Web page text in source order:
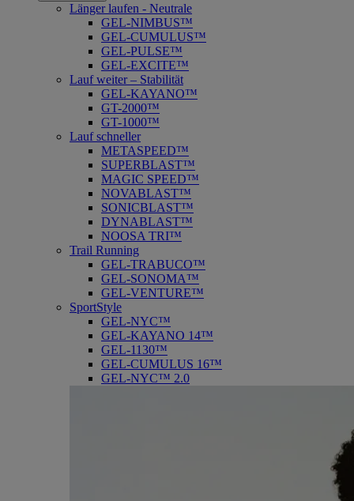
Länger laufen - Neutrale
GEL-NIMBUS™
GEL-CUMULUS™
GEL-PULSE™
GEL-EXCITE™
Lauf weiter – Stabilität
GEL-KAYANO™
GT-2000™
GT-1000™
Lauf schneller
METASPEED™
SUPERBLAST™
MAGIC SPEED™
NOVABLAST™
SONICBLAST™
DYNABLAST™
NOOSA TRI™
Trail Running
GEL-TRABUCO™
GEL-SONOMA™
GEL-VENTURE™
SportStyle
GEL-NYC™
GEL-KAYANO 14™
GEL-1130™
GEL-CUMULUS 16™
GEL-NYC™ 2.0